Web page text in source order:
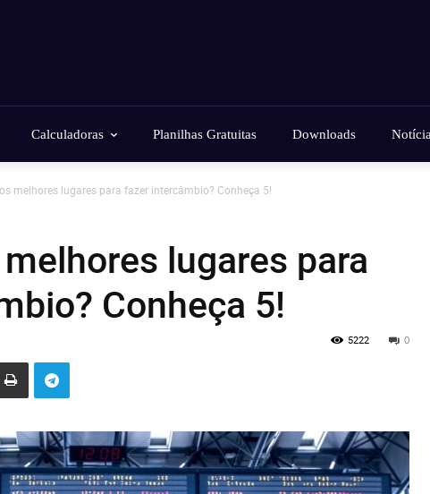
Calculadoras Planilhas Gratuitas Downloads
melhores lugares para fazer intercâmbio? Conheça 5!
lugares para
Conheça 5!
0
5222